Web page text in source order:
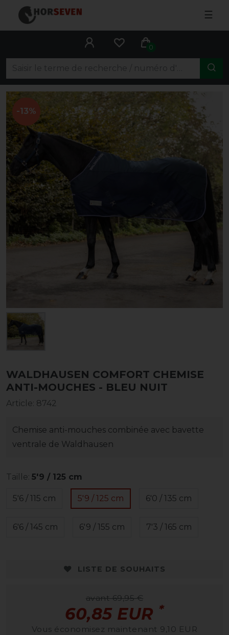
☰
0
-13%
WALDHAUSEN COMFORT CHEMISE
ANTI-MOUCHES - BLEU NUIT
Article: 8742
Chemise anti-mouches combinée avec bavette
ventrale de Waldhausen
Taille: 5'9 / 125 cm
5'6 / 115 cm 5'9 / 125 cm 6'0 / 135 cm
6'6 / 145 cm 6'9 / 155 cm 7'3 / 165 cm
LISTE DE SOUHAITS
avant 69,95 €
60,85 EUR *
Vous économisez maintenant 9,10 EUR